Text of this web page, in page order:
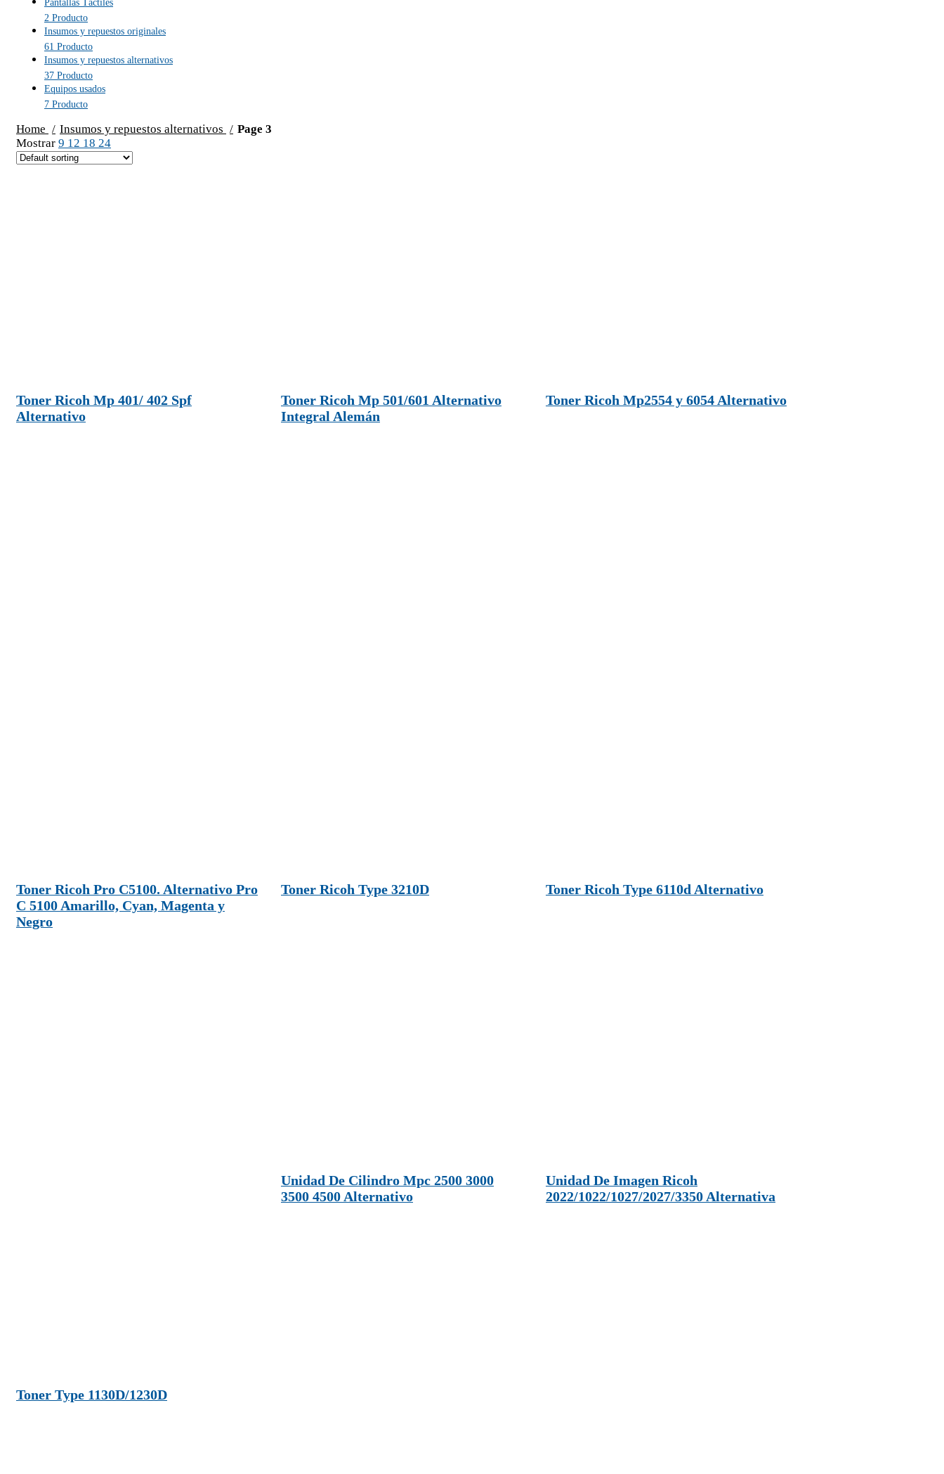
Pantallas Táctiles
2 Producto
Insumos y repuestos originales
61 Producto
Insumos y repuestos alternativos
37 Producto
Equipos usados
7 Producto
Home Insumos y repuestos alternativos
Page 3
Mostrar 9 12 18 24
Toner Ricoh Mp 401/ 402 Spf
Alternativo
Toner Ricoh Mp 501/601 Alternativo
Integral Alemán
Toner Ricoh Mp2554 y 6054 Alternativo
Toner Ricoh Pro C5100. Alternativo Pro
C 5100 Amarillo, Cyan, Magenta y
Negro
Toner Ricoh Type 3210D Toner Ricoh Type 6110d Alternativo
Toner Type 1130D/1230D
Unidad De Cilindro Mpc 2500 3000
3500 4500 Alternativo
Unidad De Imagen Ricoh
2022/1022/1027/2027/3350 Alternativa